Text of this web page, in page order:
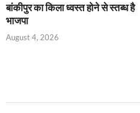
बांकीपुर का किला ध्वस्त होने से स्तब्ध है
भाजपा
August 4, 2026